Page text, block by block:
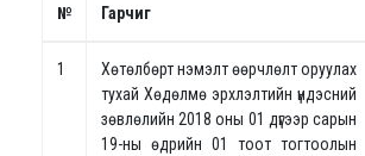
№ Гарчиг
1
Хөтөлбөрт нэмэлт өөрчлөлт оруулах
тухай Хөдөлмө эрхлэлтийн үндэсний
зөвлөлийн 2018 оны 01 дүгээр сарын
19-ны өдрийн 01 тоот тогтоолын